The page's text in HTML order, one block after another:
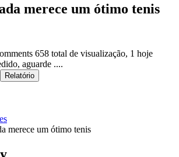
merece um ótimo tenis
658 total de visualização, 1 hoje
aguarde ....
merece um ótimo tenis